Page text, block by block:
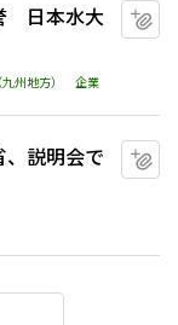
日本水大
州地方） 企業
説明会で